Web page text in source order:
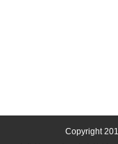
Copyright